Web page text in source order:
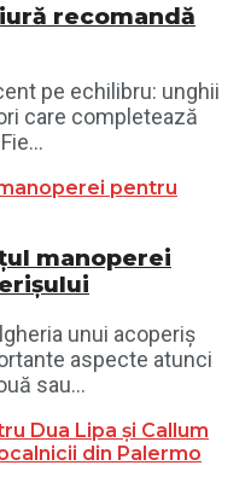
recomandă
pe echilibru: unghii
care completează
manoperei
unui acoperiș
aspecte atunci
sau...